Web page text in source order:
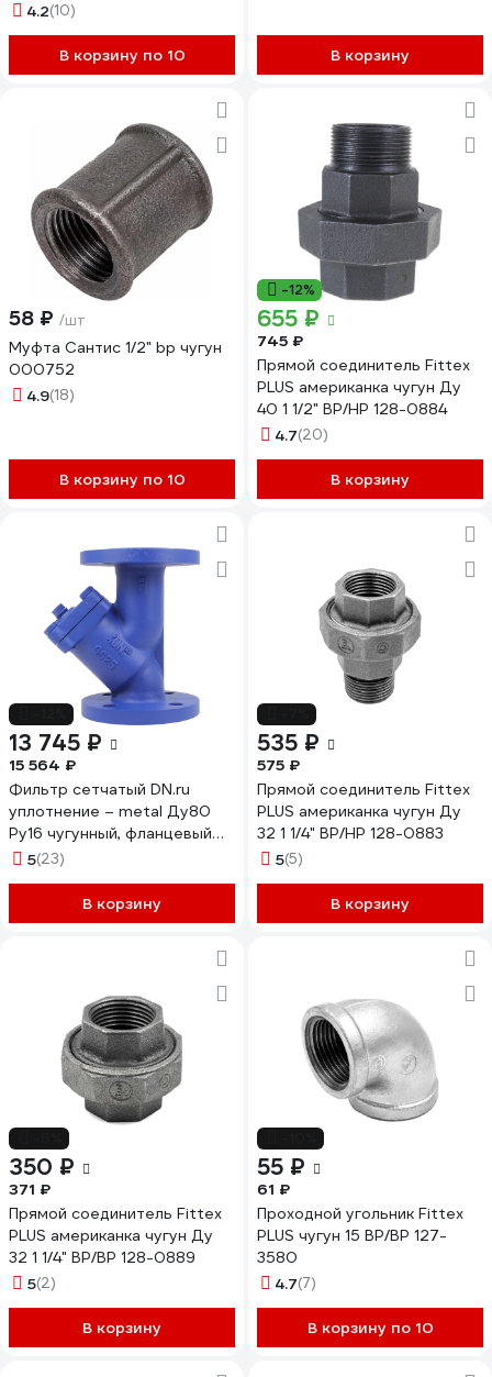
4.2(10)
В корзину по 10 В корзину
58 ₽ /шт
Муфта Сантис 1/2" bp чугун
000752
4.9(18)
В корзину по 10
-12%
655 ₽
745 ₽
Прямой соединитель Fittex
PLUS американка чугун Ду
40 1 1/2" ВР/НР 128-0884
4.7(20)
В корзину
13 745 ₽
15 564 ₽
Фильтр сетчатый DN.ru
уплотнение – metal Ду80
Ру16 чугунный, фланцевый
D260-02464
5(23)
В корзину
535 ₽
575 ₽
Прямой соединитель Fittex
PLUS американка чугун Ду
32 1 1/4" ВР/НР 128-0883
5(5)
В корзину
350 ₽
371 ₽
Прямой соединитель Fittex
PLUS американка чугун Ду
32 1 1/4" ВР/ВР 128-0889
5(2)
В корзину
55 ₽
61 ₽
Проходной угольник Fittex
PLUS чугун 15 ВР/ВР 127-
3580
4.7(7)
В корзину по 10